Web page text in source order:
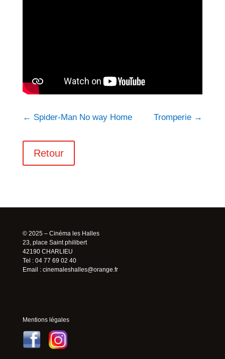
← Spider-Man No way Home Tromperie →
Retour
© 2025 – Cinéma les Halles
23, place Saint philibert
42190 CHARLIEU
Tel : 04 77 69 02 40
Email : cinemaleshalles@orange.fr
Mentions légales